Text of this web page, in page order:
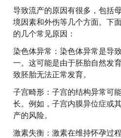
导致流产的原因有很多，包括
境因素和外伤等几个方面。下
的几个常见原因：
染色体异常：染色体异常是导
一。这可能是由于胚胎自然发
致胚胎无法正常发育。
子宫畸形：子宫的结构异常可
长。例如，子宫内膜异位症或
产的风险。
激素失衡：激素在维持怀孕过